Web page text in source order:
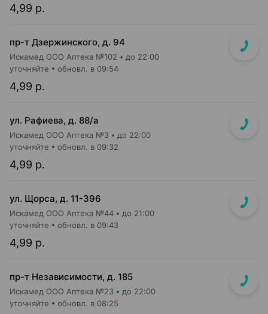
4,99 р.
пр-т Дзержинского, д. 94
Искамед ООО Аптека №102 до 22:00
4,99 р.
уточняйте обновл. в 09:54
ул. Рафиева, д. 88/а
Искамед ООО Аптека №3 до 22:00
4,99 р.
уточняйте обновл. в 09:32
ул. Щорса, д. 11-396
Искамед ООО Аптека №44 до 21:00
4,99 р.
уточняйте обновл. в 09:43
пр-т Независимости, д. 185
Искамед ООО Аптека №23 до 22:00
уточняйте обновл. в 08:25